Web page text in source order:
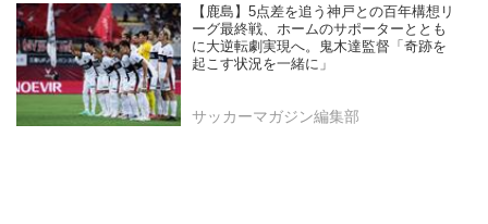
【鹿島】5点差を追う神戸との百年構想リ
ーグ最終戦、ホームのサポーターととも
に大逆転劇実現へ。鬼木達監督「奇跡を
起こす状況を一緒に」
サッカーマガジン編集部